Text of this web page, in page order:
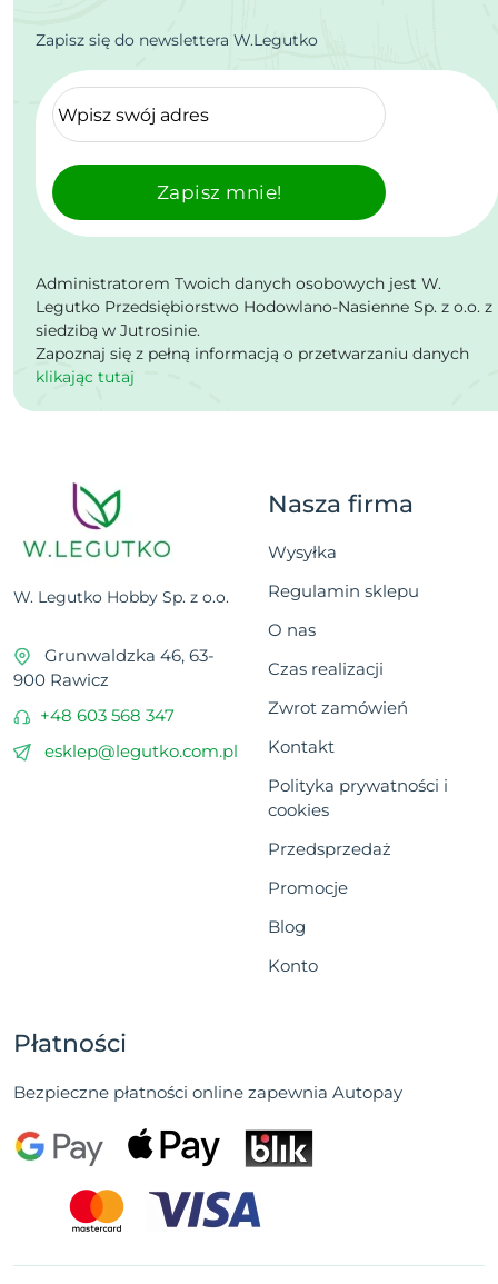
Zapisz się do newslettera W.Legutko
Zapisz mnie!
Administratorem Twoich danych osobowych jest W.
Legutko Przedsiębiorstwo Hodowlano-Nasienne Sp. z o.o. z
siedzibą w Jutrosinie.
Zapoznaj się z pełną informacją o przetwarzaniu danych
klikając tutaj
W. Legutko Hobby Sp. z o.o.
Grunwaldzka 46, 63-
900 Rawicz
+48 603 568 347
esklep@legutko.com.pl
Nasza firma
Wysyłka
Regulamin sklepu
O nas
Czas realizacji
Zwrot zamówień
Kontakt
Polityka prywatności i
cookies
Przedsprzedaż
Promocje
Blog
Konto
Płatności
Bezpieczne płatności online zapewnia Autopay